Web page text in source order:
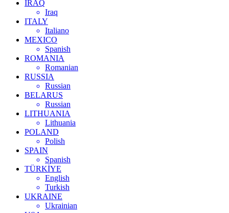
IRAQ
Iraq
ITALY
Italiano
MEXICO
Spanish
ROMANIA
Romanian
RUSSIA
Russian
BELARUS
Russian
LITHUANIA
Lithuania
POLAND
Polish
SPAIN
Spanish
TÜRKİYE
English
Turkish
UKRAINE
Ukrainian